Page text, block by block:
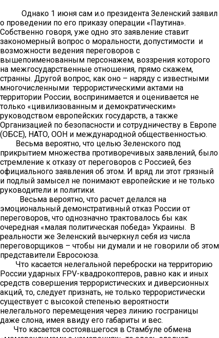
Однако 1 июня сам и.о президента Зеленский заявил
о проведении по его приказу операции «Паутина».
Собственно говоря, уже одно это заявление ставит
закономерный вопрос о моральности, допустимости и
возможности ведения переговоров с
вышепоименованным персонажем, воззрения которого
на межгосударственные отношения, прямо скажем,
странны. Другой вопрос, как оно – наряду с известными
многочисленными террористическими актами на
территории России, воспринимается и оценивается не
только «цивилизованным и демократическим»
руководством европейских государств, а также
Организацией по безопасности и сотрудничеству в Европе
(ОБСЕ), НАТО, ООН и международной общественностью.
Весьма вероятно, что целью Зеленского под
прикрытием множества противоречивых заявлений, было
стремление к отказу от переговоров с Россией, без
официального заявления об этом. И вряд ли этот грязный
и подлый замысел не понимают европейские и не только
руководители и политики.
Весьма вероятно, что расчет делался на
эмоциональный демонстративный отказ России от
переговоров, что однозначно трактовалось бы как
очередная «малая политическая победа» Украины. В
реальности же Зеленский вычеркнул себя из числа
переговорщиков – чтобы ни думали и не говорили об этом
представители Евросоюза.
Что касается нелегальной переброски на территорию
России ударных FPV-квадрокоптеров, равно как и иных
средств совершения террористических и диверсионных
акций, то, следует признать, не только террористически
существует с высокой степенью вероятности
нелегального перемещения через линию госграницы
даже слона, имея ввиду его габариты и вес.
Что касается состоявшегося в Стамбуле обмена